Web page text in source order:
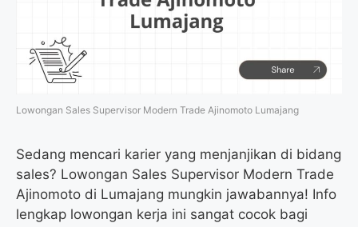
Lowongan Sales Supervisor Modern Trade Ajinomoto Lumajang
Sedang mencari karier yang menjanjikan di bidang
sales? Lowongan Sales Supervisor Modern Trade
Ajinomoto di Lumajang mungkin jawabannya! Info
lengkap lowongan kerja ini sangat cocok bagi